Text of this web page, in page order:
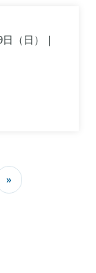
（日）｜
»